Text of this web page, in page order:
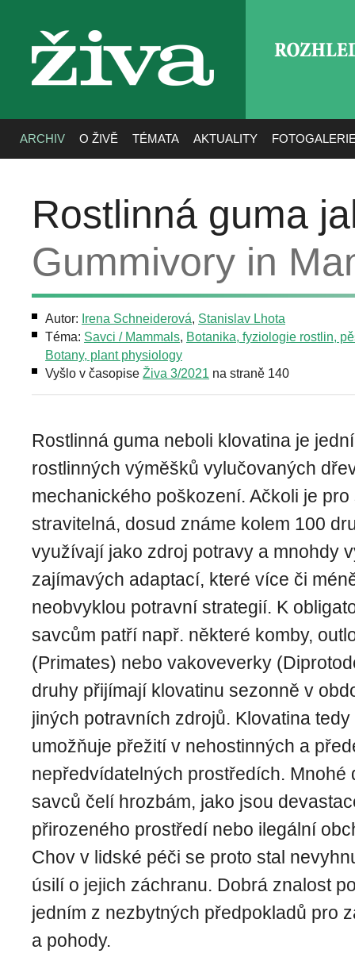
živa
ARCHIV O ŽIVĚ TÉMATA AKTUALITY
Rostlinná guma
Gummivory in
Autor: Irena Schneiderová, Stanislav Lhota
Téma: Savci / Mammals, Botanika, fyziologie rostlin,
Botany, plant physiology
Vyšlo v časopise Živa 3/2021 na straně 140
Rostlinná guma neboli klovatina je
rostlinných výměšků vylučovaných
mechanického poškození. Ačkoli je
stravitelná, dosud známe kolem 100
využívají jako zdroj potravy a mnohdy
zajímavých adaptací, které více či
neobvyklou potravní strategií. K
savcům patří např. některé komby,
(Primates) nebo vakoveverky
druhy přijímají klovatinu sezonně v
jiných potravních zdrojů. Klovatina
umožňuje přežití v nehostinných a
nepředvídatelných prostředích. Mnohé
savců čelí hrozbám, jako jsou
přirozeného prostředí nebo ilegální
Chov v lidské péči se proto stal
úsilí o jejich záchranu. Dobrá znalost
jedním z nezbytných předpokladů pro
a pohody.